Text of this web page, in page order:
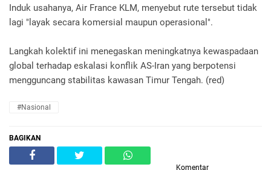
Induk usahanya, Air France KLM, menyebut rute tersebut tidak
lagi "layak secara komersial maupun operasional".
Langkah kolektif ini menegaskan meningkatnya kewaspadaan
global terhadap eskalasi konflik AS-Iran yang berpotensi
mengguncang stabilitas kawasan Timur Tengah. (red)
#Nasional
BAGIKAN
Komentar